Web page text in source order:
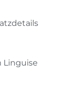
Linguise